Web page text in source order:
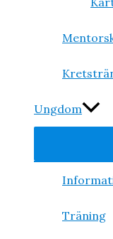
Ungdom
Träning